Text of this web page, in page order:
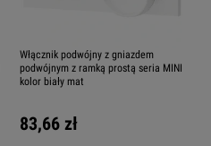
Włącznik podwójny z gniazdem
podwójnym z ramką prostą seria MINI
kolor biały mat
83,66 zł